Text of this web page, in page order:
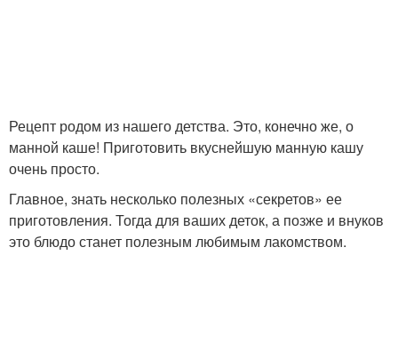
Рецепт родом из нашего детства. Это, конечно же, о
манной каше! Приготовить вкуснейшую манную кашу
очень просто.
Главное, знать несколько полезных «секретов» ее
приготовления. Тогда для ваших деток, а позже и внуков
это блюдо станет полезным любимым лакомством.